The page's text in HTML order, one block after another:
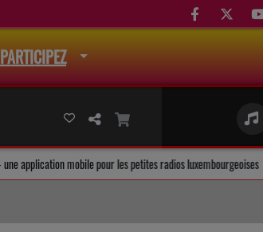
PARTICIPEZ
- une application mobile pour les petites radios luxembourgeoises